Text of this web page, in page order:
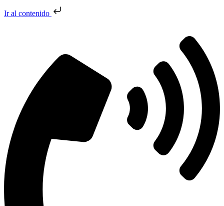
Ir al contenido